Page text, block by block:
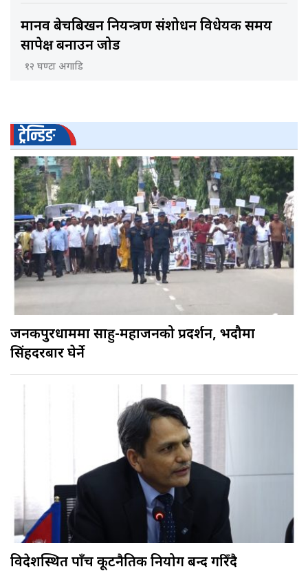
मानव बेचबिखन नियन्त्रण संशोधन विधेयक समय
सापेक्ष बनाउन जोड
१२ घण्टा अगाडि
ट्रेन्डिङ
जनकपुरधाममा साहु-महाजनको प्रदर्शन, भदौमा
सिंहदरबार घेर्ने
विदेशस्थित पाँच कूटनैतिक नियोग बन्द गरिँदै